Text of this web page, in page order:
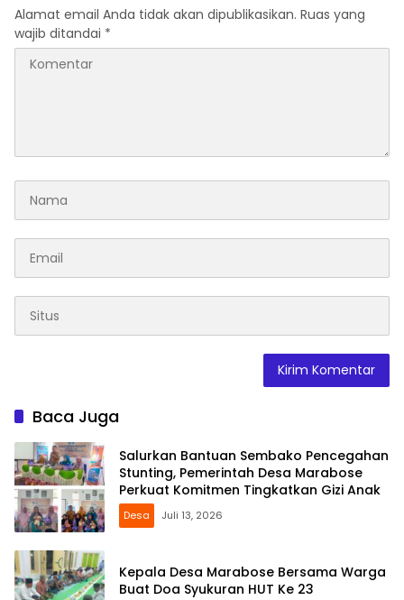
Alamat email Anda tidak akan dipublikasikan. Ruas yang
wajib ditandai *
Baca Juga
Salurkan Bantuan Sembako Pencegahan
Stunting, Pemerintah Desa Marabose
Perkuat Komitmen Tingkatkan Gizi Anak
Desa Juli 13, 2026
Kepala Desa Marabose Bersama Warga
Buat Doa Syukuran HUT Ke 23